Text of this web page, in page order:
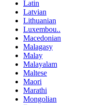
Latin
Latvian
Lithuanian
Luxembou..
Macedonian
Malagasy
Malay
Malayalam
Maltese
Maori
Marathi
Mongolian